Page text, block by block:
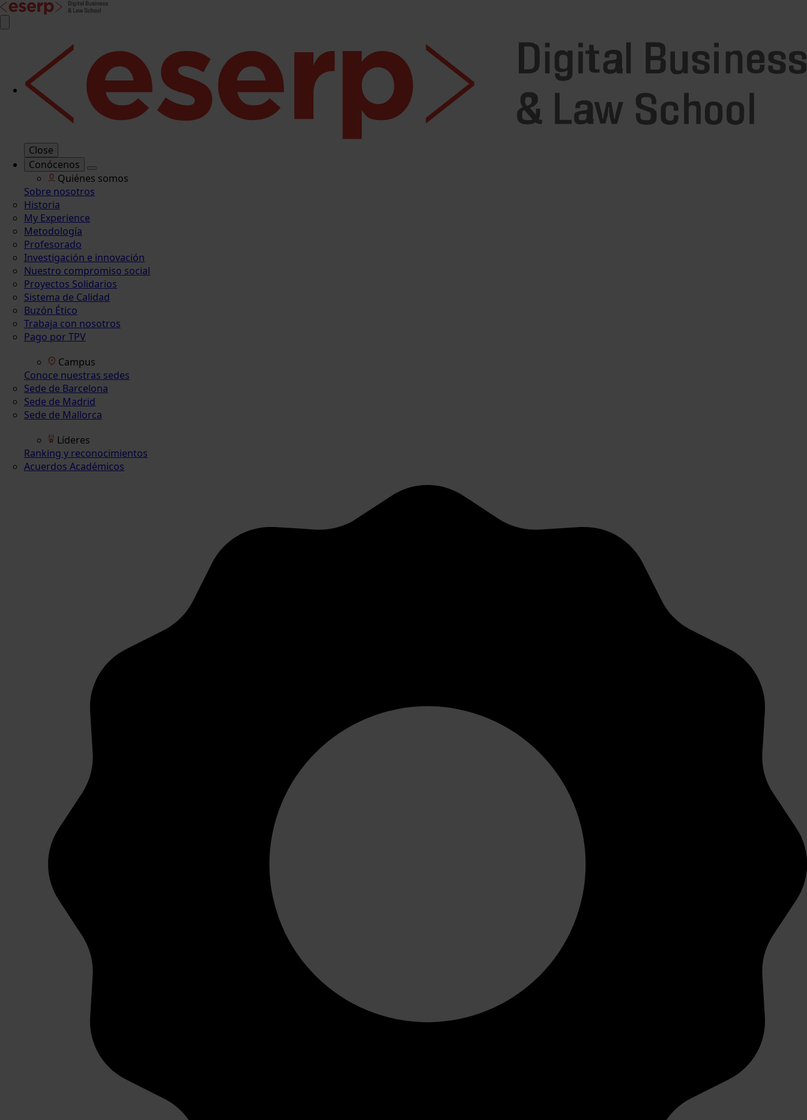
Close
Conócenos
Quiénes somos
Sobre nosotros
Historia
My Experience
Metodología
Profesorado
Investigación e innovación
Nuestro compromiso social
Proyectos Solidarios
Sistema de Calidad
Buzón Ético
Trabaja con nosotros
Pago por TPV
Campus
Conoce nuestras sedes
Sede de Barcelona
Sede de Madrid
Sede de Mallorca
Líderes
Ranking y reconocimientos
Acuerdos Académicos